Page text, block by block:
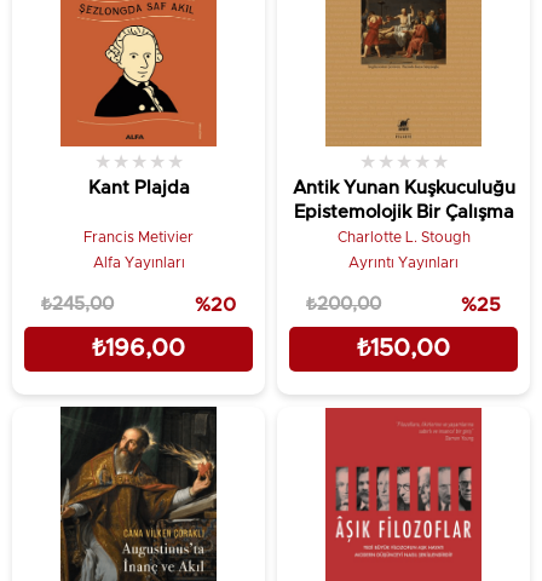
Kant Plajda
★ ★ ★ ★ ★
Francis Metivier
Alfa Yayınları
₺196,00
₺245,00 %20
Antik Yunan Kuşkuculuğu
Epistemolojik Bir Çalışma
★ ★ ★ ★ ★
Charlotte L. Stough
Ayrıntı Yayınları
₺150,00
₺200,00 %25